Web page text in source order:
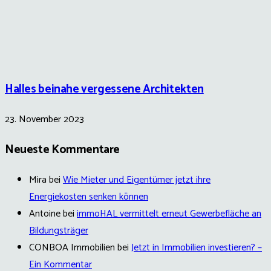
Halles beinahe vergessene Architekten
23. November 2023
Neueste Kommentare
MirabeiWie Mieter und Eigentümer jetzt ihre
Energiekosten senken können
AntoinebeiimmoHAL vermittelt erneut Gewerbefläche an
Bildungsträger
CONBOA ImmobilienbeiJetzt in Immobilien investieren? –
Ein Kommentar